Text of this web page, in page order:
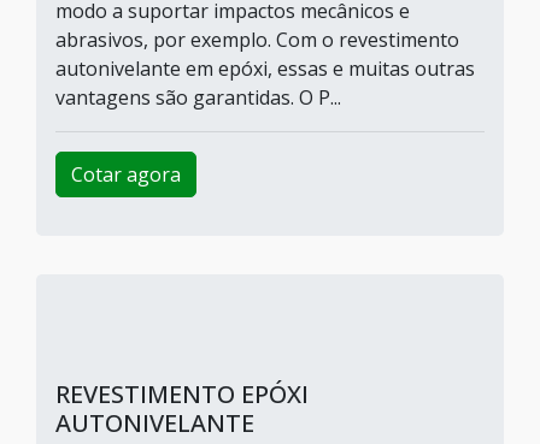
modo a suportar impactos mecânicos e
abrasivos, por exemplo. Com o revestimento
autonivelante em epóxi, essas e muitas outras
vantagens são garantidas. O P...
Cotar agora
REVESTIMENTO EPÓXI
AUTONIVELANTE